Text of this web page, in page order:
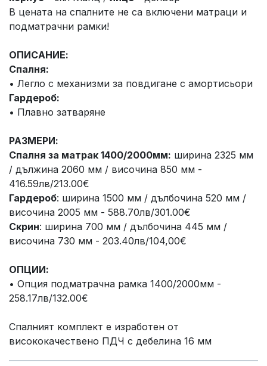
В цената на спалните не са включени матраци и
подматрачни рамки!
ОПИСАНИЕ:
Спалня:
• Легло с механизми за повдигане с амортисьори
Гардероб:
• Плавно затваряне
РАЗМЕРИ:
Спалня за матрак 1400/2000мм: ширина 2325 мм
/ дължина 2060 мм / височина 850 мм -
416.59лв/213.00€
Гардероб: ширина 1500 мм / дълбочина 520 мм /
височина 2005 мм - 588.70лв/301.00€
Скрин: ширина 700 мм / дълбочина 445 мм /
височина 730 мм - 203.40лв/104,00€
ОПЦИИ:
• Опция подматрачна рамка 1400/2000мм -
258.17лв/132.00€
Спалният комплект е изработен от
висококачествено ПДЧ с дебелина 16 мм